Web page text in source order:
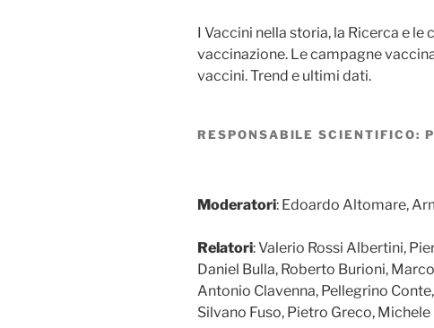
I Vaccini nella storia, la Ricerca e le
vaccinazione. Le campagne
vaccini. Trend e ultimi dati.
RESPONSABILE SCIENTIFICO:
Moderatori: Edoardo Altomare,
Relatori: Valerio Rossi Albertini,
Daniel Bulla, Roberto Burioni,
Antonio Clavenna, Pellegrino
Silvano Fuso, Pietro Greco,